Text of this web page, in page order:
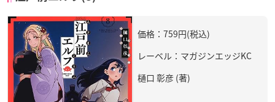
価格：759円(税込)
レーベル：マガジンエッジKC
樋口 彰彦 (著)